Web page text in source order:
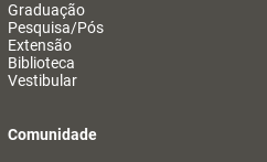
Graduação
Pesquisa/Pós
Extensão
Biblioteca
Vestibular
Comunidade